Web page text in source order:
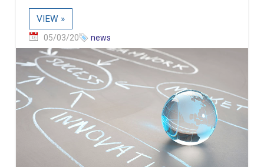
VIEW »
05/03/20 news